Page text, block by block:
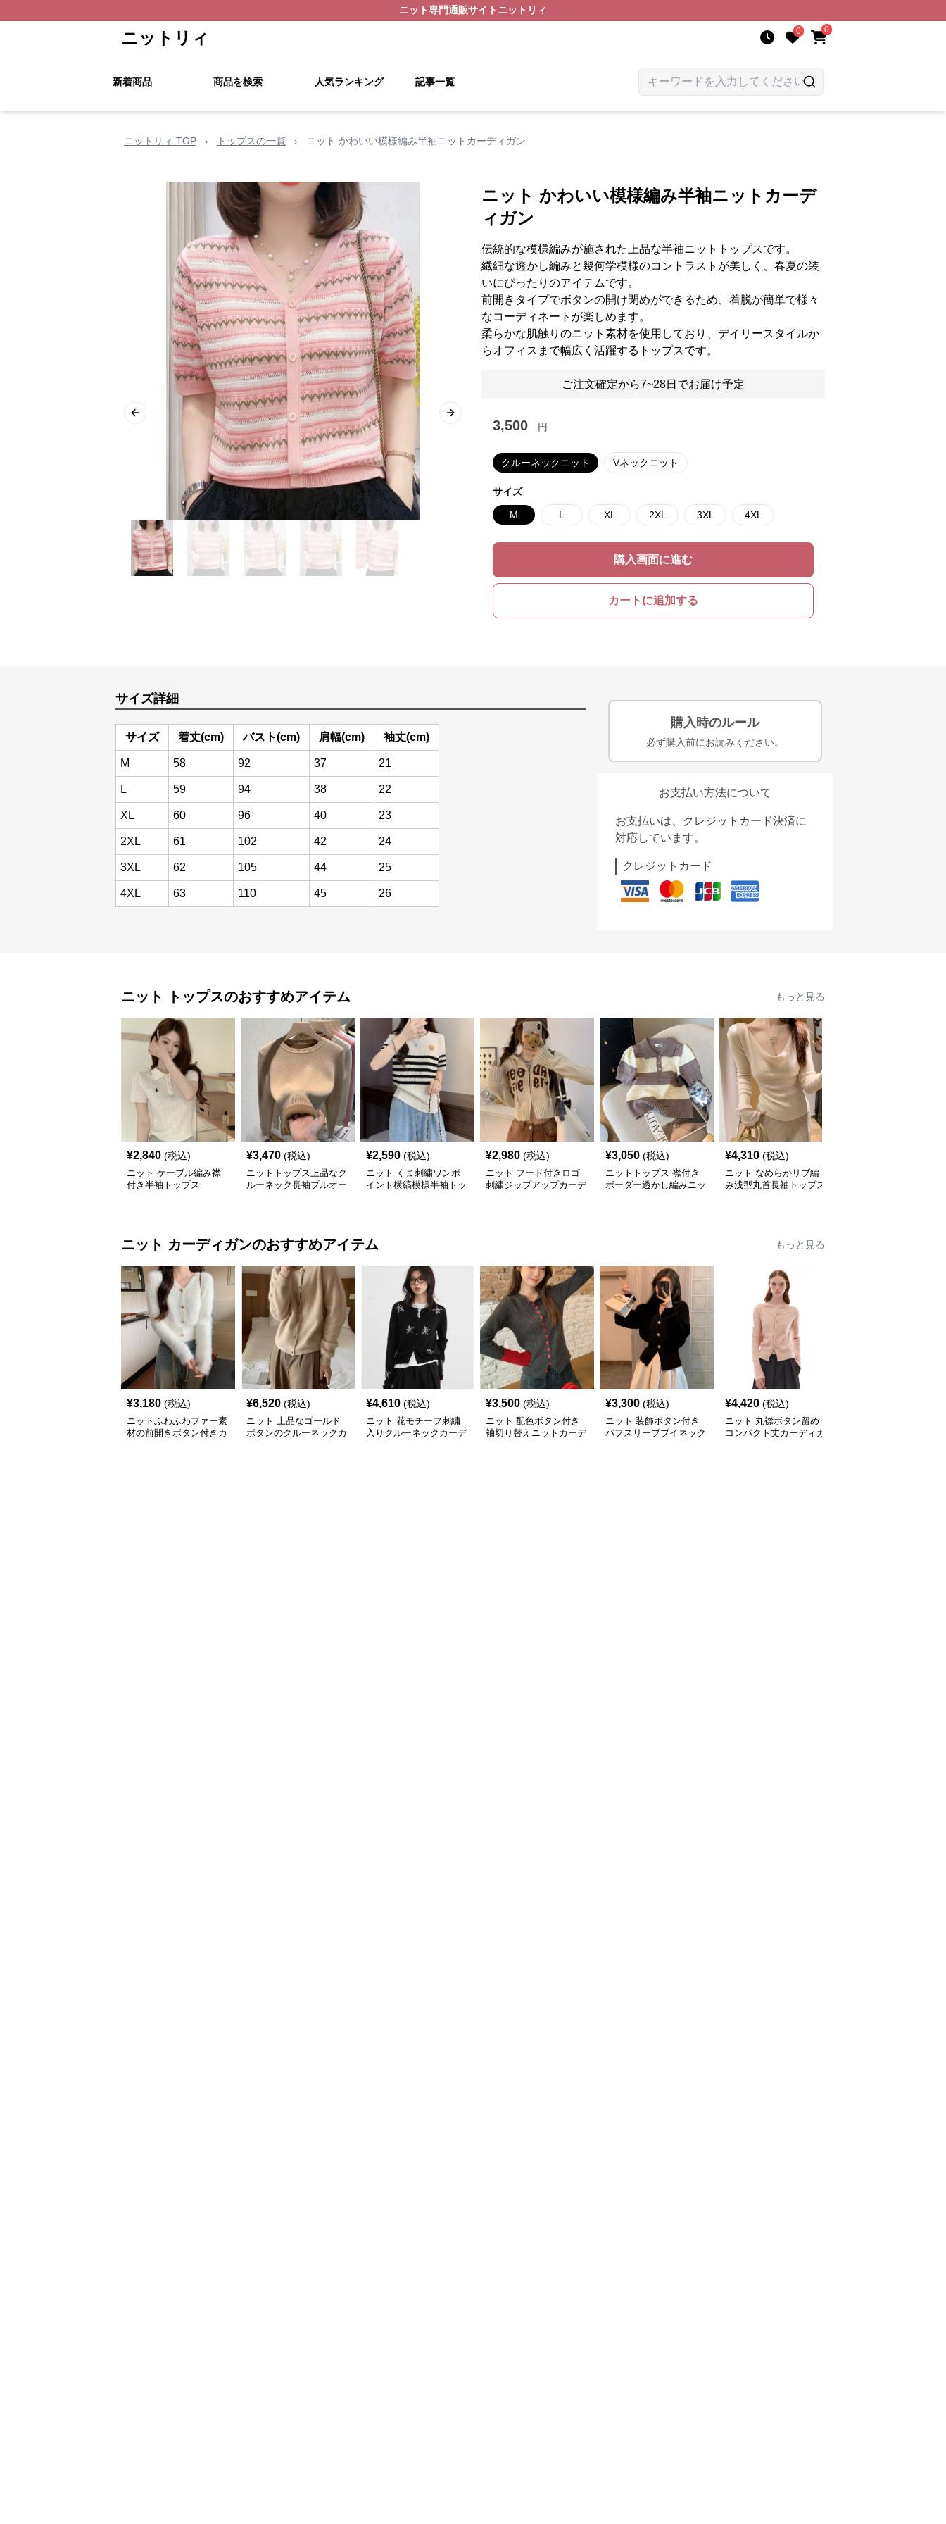
ニット専門通販サイト ニットリィ
ニットリィ 0 0
新着商品 商品を検索 人気ランキング 記事一覧
ニットリィ TOP › トップスの一覧 › ニット かわいい模様編み半袖ニットカーディガン
Previous slide Next slide
ニット かわいい模様編み半袖ニットカーデ
ィガン
伝統的な模様編みが施された上品な半袖ニットトップスです。
繊細な透かし編みと幾何学模様のコントラストが美しく、春夏の装
いにぴったりのアイテムです。
前開きタイプでボタンの開け閉めができるため、着脱が簡単で様々
なコーディネートが楽しめます。
柔らかな肌触りのニット素材を使用しており、デイリースタイルか
らオフィスまで幅広く活躍するトップスです。
ご注文確定から7~28日でお届け予定
3,500 円
クルーネックニット Vネックニット
サイズ
M L XL 2XL 3XL 4XL
購入画面に進む
カートに追加する
サイズ詳細
サイズ 着丈(cm) バスト(cm) 肩幅(cm) 袖丈(cm)
M 58 92 37 21
L 59 94 38 22
XL 60 96 40 23
2XL 61 102 42 24
3XL 62 105 44 25
4XL 63 110 45 26
購入時のルール
必ず購入前にお読みください。
お支払い方法について
お支払いは、クレジットカード決済に
対応しています。
クレジットカード
ニット トップスのおすすめアイテム もっと見る
¥2,840 (税込)
ニット ケーブル編み襟
付き半袖トップス
¥3,470 (税込)
ニットトップス上品なク
ルーネック長袖プルオー
¥2,590 (税込)
ニット くま刺繍ワンポ
イント横縞模様半袖トッ
¥2,980 (税込)
ニット フード付きロゴ
刺繍ジップアップカーデ
¥3,050 (税込)
ニットトップス 襟付き
ボーダー透かし編みニッ
¥4,310 (税込)
ニット なめらかリブ編
み浅型丸首長袖トップス
ニット カーディガンのおすすめアイテム もっと見る
¥3,180 (税込)
ニットふわふわファー素
材の前開きボタン付きカ
¥6,520 (税込)
ニット 上品なゴールド
ボタンのクルーネックカ
¥4,610 (税込)
ニット 花モチーフ刺繍
入りクルーネックカーデ
¥3,500 (税込)
ニット 配色ボタン付き
袖切り替えニットカーデ
¥3,300 (税込)
ニット 装飾ボタン付き
パフスリーブブイネック
¥4,420 (税込)
ニット 丸襟ボタン留め
コンパクト丈カーディガ